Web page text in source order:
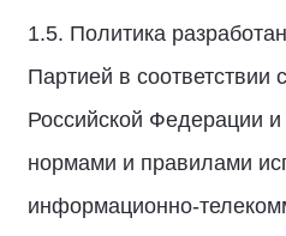
1.5. Политика
Партией в соответствии
Российской Федерации
нормами и правилами
информационно-